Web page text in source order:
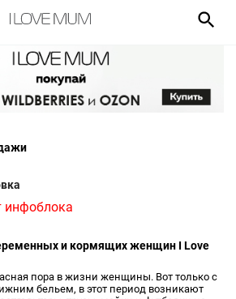
инфоблока
и кормящих женщин I Love
пора в жизни женщины. Вот только с
бельем, в этот период возникают